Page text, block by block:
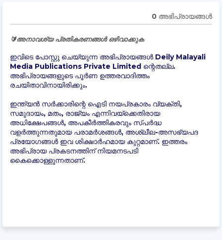
0 അഭിപ്രായങ്ങള്‍
🔰അനാവശ്യ പ്രതികരണങ്ങൾ ഒഴിവാക്കുക
ഇവിടെ പോസ്റ്റു ചെയ്യുന്ന അഭിപ്രായങ്ങൾ Deily Malayali
Media Publications Private Limited ന്റെതല്ല.
അഭിപ്രായങ്ങളുടെ പൂർണ ഉത്തരവാദിത്തം
രചയിതാവിനായിരിക്കും.
ഇന്ത്യന്‍ സർക്കാരിന്റെ ഐടി നയപ്രകാരം വ്യക്തി,
സമുദായം, മതം, രാജ്യം എന്നിവയ്ക്കെതിരായ
അധിക്ഷേപങ്ങൾ, അപകീർത്തികരവും സ്പർദ്ധ
വളർത്തുന്നതുമായ പരാമർശങ്ങൾ, അശ്ലീല-അസഭ്യപദ
പ്രയോഗങ്ങൾ ഇവ ശിക്ഷാർഹമായ കുറ്റമാണ്. ഇത്തരം
അഭിപ്രായ പ്രകടനത്തിന് നിയമനടപടി
കൈക്കൊള്ളുന്നതാണ്.